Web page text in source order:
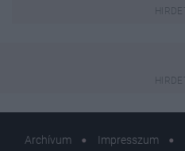
Archívum Impresszum